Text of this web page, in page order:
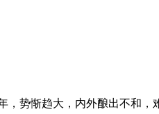
势惭趋大，内外酿出不和，